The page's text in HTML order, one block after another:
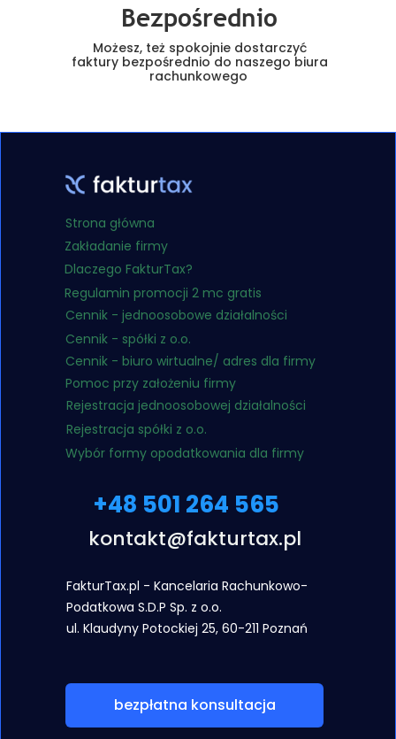
Możesz, też spokojnie dostarczyć
faktury bezpośrednio do naszego biura
rachunkowego
Bezpośrednio
Rejestracja jednoosobowej działalności
Cennik - biuro wirtualne/ adres dla firmy
Cennik - spółki z o.o.
Cennik - jednoosobowe działalności
Dlaczego FakturTax?
Zakładanie firmy
Regulamin promocji 2 mc gratis
Strona główna
Wybór formy opodatkowania dla firmy
Rejestracja spółki z o.o.
Pomoc przy założeniu firmy
FakturTax.pl - Kancelaria Rachunkowo-
Podatkowa S.D.P Sp. z o.o.
ul. Klaudyny Potockiej 25, 60-211 Poznań
+48 501 264 565
kontakt@fakturtax.pl
bezpłatna konsultacja